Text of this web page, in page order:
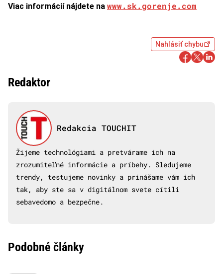
Viac informácií nájdete na www.sk.gorenje.com
Nahlásiť chybu
Redaktor
Redakcia TOUCHIT
Žijeme technológiami a pretvárame ich na
zrozumiteľné informácie a príbehy. Sledujeme
trendy, testujeme novinky a prinášame vám ich
tak, aby ste sa v digitálnom svete cítili
sebavedomo a bezpečne.
Podobné články